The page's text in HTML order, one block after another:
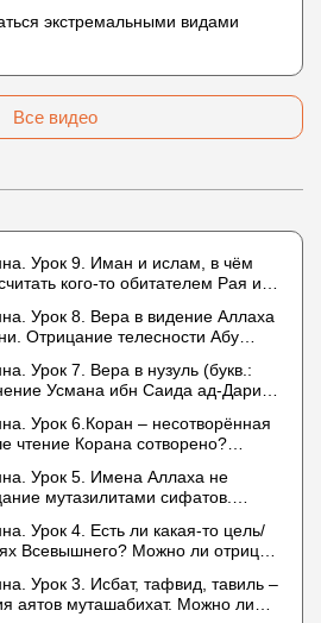
экстремальными видами
Все видео
Урок 9. Иман и ислам, в чём
кого-то обитателем Рая или
Урок 8. Вера в видение Аллаха
Отрицание телесности Абу
ад-Дарими. Иман – это слова,
Урок 7. Вера в нузуль (букв.:
Усмана ибн Саида ад-Дарими
движением?
Урок 6.Коран – несотворённая
чтение Корана сотворено?
Урок 5. Имена Аллаха не
мутазилитами сифатов.
Урок 4. Есть ли какая-то цель/
Всевышнего? Можно ли отрицать
и Сунне? Концепция ибн
Урок 3. Исбат, тафвид, тавиль –
аятов муташабихат. Можно ли